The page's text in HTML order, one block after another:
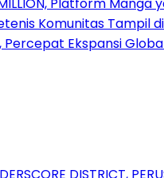
Komunitas Tampil
Percepat Ekspansi
DISTRICT,